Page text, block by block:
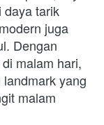
daya tarik
juga
Dengan
malam hari,
yang
malam